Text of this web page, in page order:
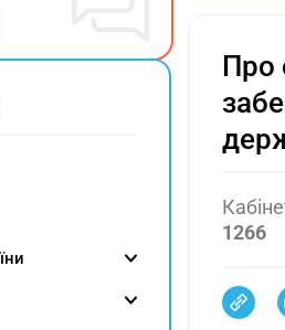
Про
1266